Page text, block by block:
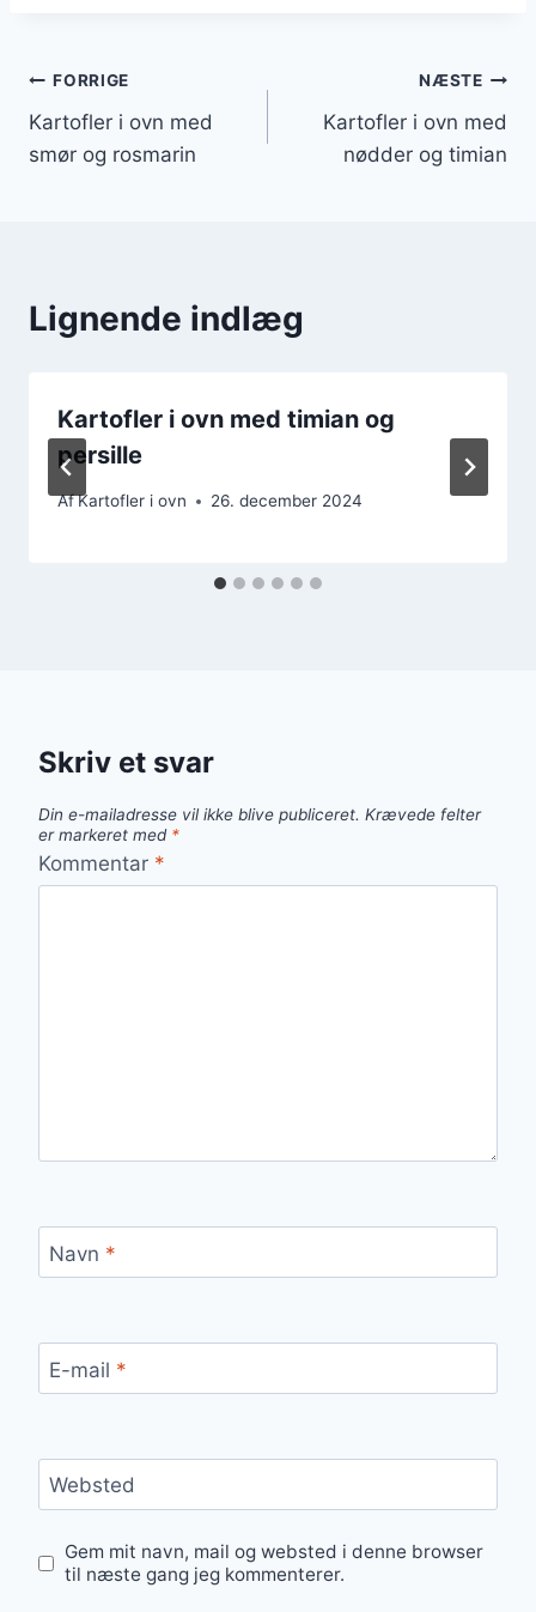
Indlægsnavigation
FORRIGE
Kartofler i ovn med
smør og rosmarin
NÆSTE
Kartofler i ovn med
nødder og timian
Lignende indlæg
Kartofler i ovn med timian og
persille
AfKartofler i ovn 26. december 2024
Skriv et svar
Din e-mailadresse vil ikke blive publiceret. Krævede felter
er markeret med *
Kommentar *
Navn *
E-mail *
Websted
Gem mit navn, mail og websted i denne browser
til næste gang jeg kommenterer.